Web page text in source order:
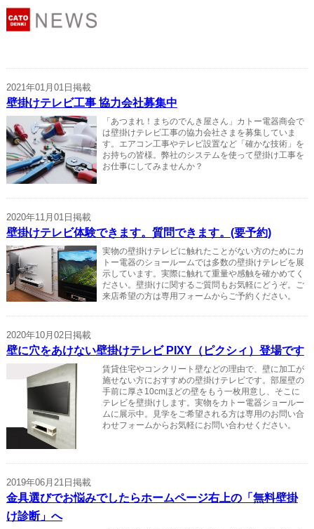
2021年01月01日掲載
壁掛けテレビ工事 協力会社募集中
「あつまれ！まちのでんき屋さん」カトー電器商会で
は壁掛けテレビ工事の協力会社さまを募集していま
す。エアコン工事やテレビ設置など「確かな技術」を
お持ちの皆様。弊社のシステムを使って壁掛け工事を
お仕事にしてみませんか？
2020年11月01日掲載
壁掛けテレビ体験できます。質問できます。(要予約)
実物の壁掛けテレビに触れたことがない方のためにカ
トー電器のショールームでは多数の壁掛けテレビを展
示しています。実際に触れて重量や感触を確かめてく
ださい。壁掛けに関するご質問もお気軽にどうぞ。ご
来店希望の方は専用フォームからご予約ください。
2020年10月02日掲載
壁に穴をあけない壁掛けテレビ PIXY（ピクシィ）登場です
賃貸住宅やコンクリート壁などの理由で、壁に加工が
施せない方におすすめの壁掛けテレビです。部屋壁の
手前に厚さ10cmほどの壁をもう一枚用意し、そこに
テレビを壁掛けします。実物をカトー電器ショールー
ムに展示中。見学をご希望される方は専用のお問い合
わせフォームからお気軽にお問い合わせください。
2019年06月21日掲載
金具選びでお悩みでしたらホームページ右上の「無料壁掛
け診断」へ